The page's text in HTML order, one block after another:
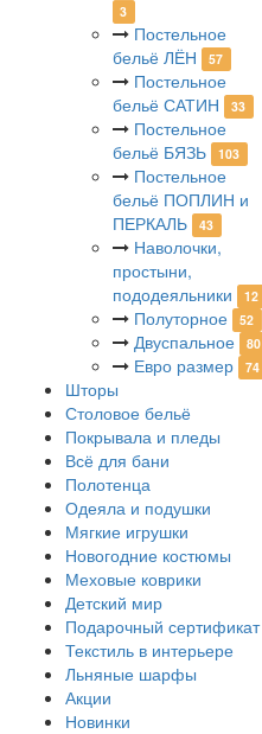
3
Постельное
бельё ЛЁН
57
Постельное
бельё САТИН
33
Постельное
бельё БЯЗЬ
103
Постельное
бельё ПОПЛИН и
ПЕРКАЛЬ
43
Наволочки,
простыни,
пододеяльники
12
Полуторное 52
Двуспальное 80
Евро размер 74
Шторы
Столовое бельё
Покрывала и пледы
Всё для бани
Полотенца
Одеяла и подушки
Мягкие игрушки
Новогодние костюмы
Меховые коврики
Детский мир
Подарочный сертификат
Текстиль в интерьере
Льняные шарфы
Акции
Новинки